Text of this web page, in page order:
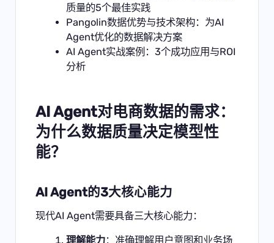
质量的5个最佳实践
Pangolin数据优势与技术架构：为AI
Agent优化的数据解决方案
AI Agent实战案例：3个成功应用与ROI
分析
AI Agent对电商数据的需求：
为什么数据质量决定模型性
能？
AI Agent的3大核心能力
现代AI Agent需要具备三大核心能力：
理解能力：准确理解用户意图和业务场